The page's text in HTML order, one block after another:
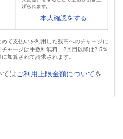
本人確認をする
て支払いを利用した残高へのチャージに
ャージは手数料無料、2回目以降は2.5％
加算されて請求されます。
てはご利用上限金額についてを